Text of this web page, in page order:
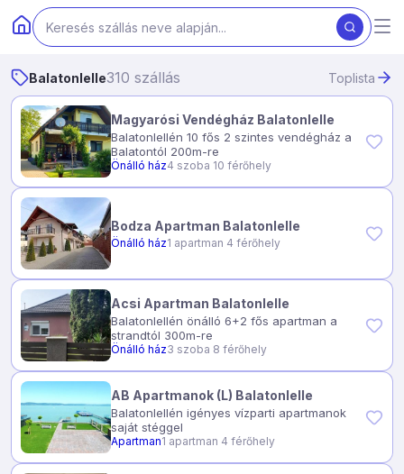
Balatonlelle310 szállás Toplista
Magyarósi Vendégház Balatonlelle
Balatonlellén 10 fős 2 szintes vendégház a
Balatontól 200m-re
Önálló ház4 szoba 10 férőhely
Bodza Apartman Balatonlelle
Önálló ház1 apartman 4 férőhely
Acsi Apartman Balatonlelle
Balatonlellén önálló 6+2 fős apartman a
strandtól 300m-re
Önálló ház3 szoba 8 férőhely
AB Apartmanok (L) Balatonlelle
Balatonlellén igényes vízparti apartmanok
saját stéggel
Apartman1 apartman 4 férőhely